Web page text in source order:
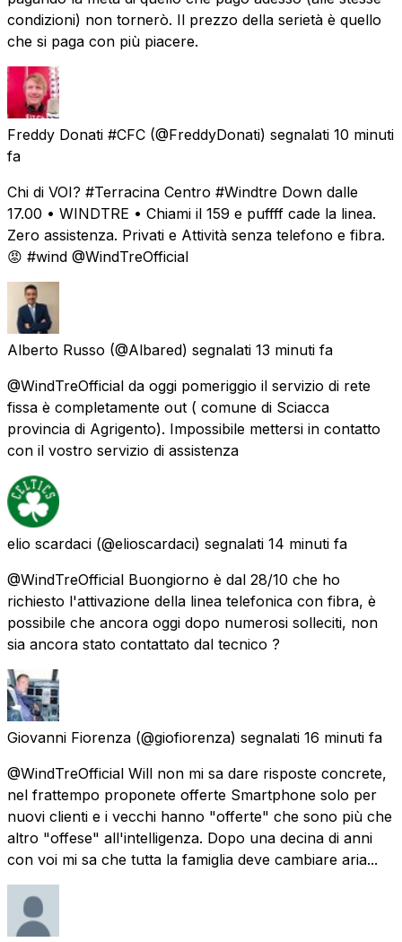
condizioni) non tornerò. Il prezzo della serietà è quello
che si paga con più piacere.
Freddy Donati #CFC (@FreddyDonati) segnalati 10 minuti
fa
Chi di VOI? #Terracina Centro #Windtre Down dalle
17.00 • WINDTRE • Chiami il 159 e puffff cade la linea.
Zero assistenza. Privati e Attività senza telefono e fibra.
😡 #wind @WindTreOfficial
Alberto Russo (@Albared) segnalati 13 minuti fa
@WindTreOfficial da oggi pomeriggio il servizio di rete
fissa è completamente out ( comune di Sciacca
provincia di Agrigento). Impossibile mettersi in contatto
con il vostro servizio di assistenza
elio scardaci (@elioscardaci) segnalati 14 minuti fa
@WindTreOfficial Buongiorno è dal 28/10 che ho
richiesto l'attivazione della linea telefonica con fibra, è
possibile che ancora oggi dopo numerosi solleciti, non
sia ancora stato contattato dal tecnico ?
Giovanni Fiorenza (@giofiorenza) segnalati 16 minuti fa
@WindTreOfficial Will non mi sa dare risposte concrete,
nel frattempo proponete offerte Smartphone solo per
nuovi clienti e i vecchi hanno "offerte" che sono più che
altro "offese" all'intelligenza. Dopo una decina di anni
con voi mi sa che tutta la famiglia deve cambiare aria...